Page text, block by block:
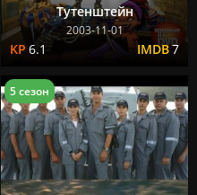
Тутенштейн
2003-11-01
6.1 7
5 сезон